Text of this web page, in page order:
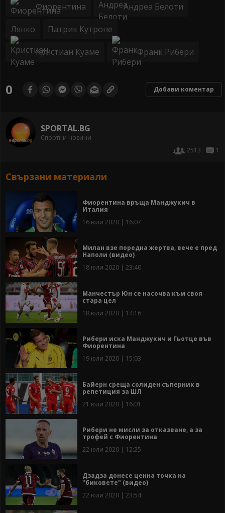
Фиорентина Андреа Белоти
Лянко Патрик Кутроне
Кристиан Куаме Франк Рибери
0 Добави коментар
SPORTAL.BG
Спортни новини
2513
1
Свързани материали
Фиорентина връща Манджукич в
Италия
16 юли 2020 | 16:07
Милан взе поредна жертва, вече е пред
Наполи (видео)
18 юли 2020 | 23:40
Манчестър Юн се насочва към своя
стара цел
18 юли 2020 | 14:16
Рибери иска Манджукич и Гьотце във
Фиорентина
19 юли 2020 | 15:03
Байерн среща солиден съперник в
репетиция за ШЛ
21 юли 2020 | 16:01
Рибери не мисли за отказване, а за
трофей с Фиорентина
22 юли 2020 | 12:25
Дзадза донесе ценна точка на
"биковете" (видео)
22 юли 2020 | 23:54